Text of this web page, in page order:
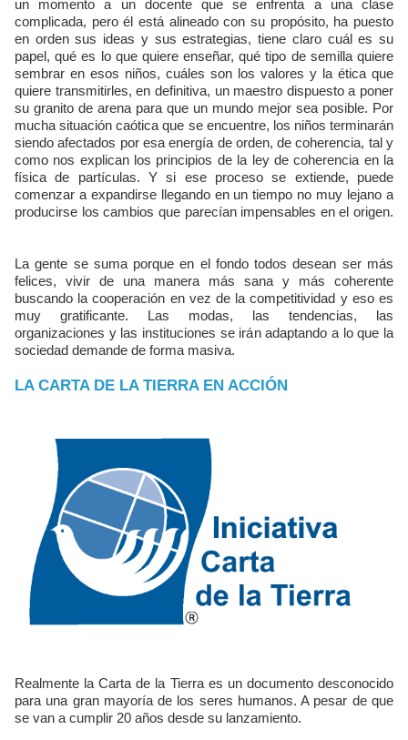
un momento a un docente que se enfrenta a una clase
complicada, pero él está alineado con su propósito, ha puesto
en orden sus ideas y sus estrategias, tiene claro cuál es su
papel, qué es lo que quiere enseñar, qué tipo de semilla quiere
sembrar en esos niños, cuáles son los valores y la ética que
quiere transmitirles, en definitiva, un maestro dispuesto a poner
su granito de arena para que un mundo mejor sea posible. Por
mucha situación caótica que se encuentre, los niños terminarán
siendo afectados por esa energía de orden, de coherencia, tal y
como nos explican los principios de la ley de coherencia en la
física de partículas. Y si ese proceso se extiende, puede
comenzar a expandirse llegando en un tiempo no muy lejano a
producirse los cambios que parecían impensables en el origen.
La gente se suma porque en el fondo todos desean ser más
felices, vivir de una manera más sana y más coherente
buscando la cooperación en vez de la competitividad y eso es
muy gratificante. Las modas, las tendencias, las
organizaciones y las instituciones se irán adaptando a lo que la
sociedad demande de forma masiva.
LA CARTA DE LA TIERRA EN ACCIÓN
Realmente la Carta de la Tierra es un documento desconocido
para una gran mayoría de los seres humanos. A pesar de que
se van a cumplir 20 años desde su lanzamiento.